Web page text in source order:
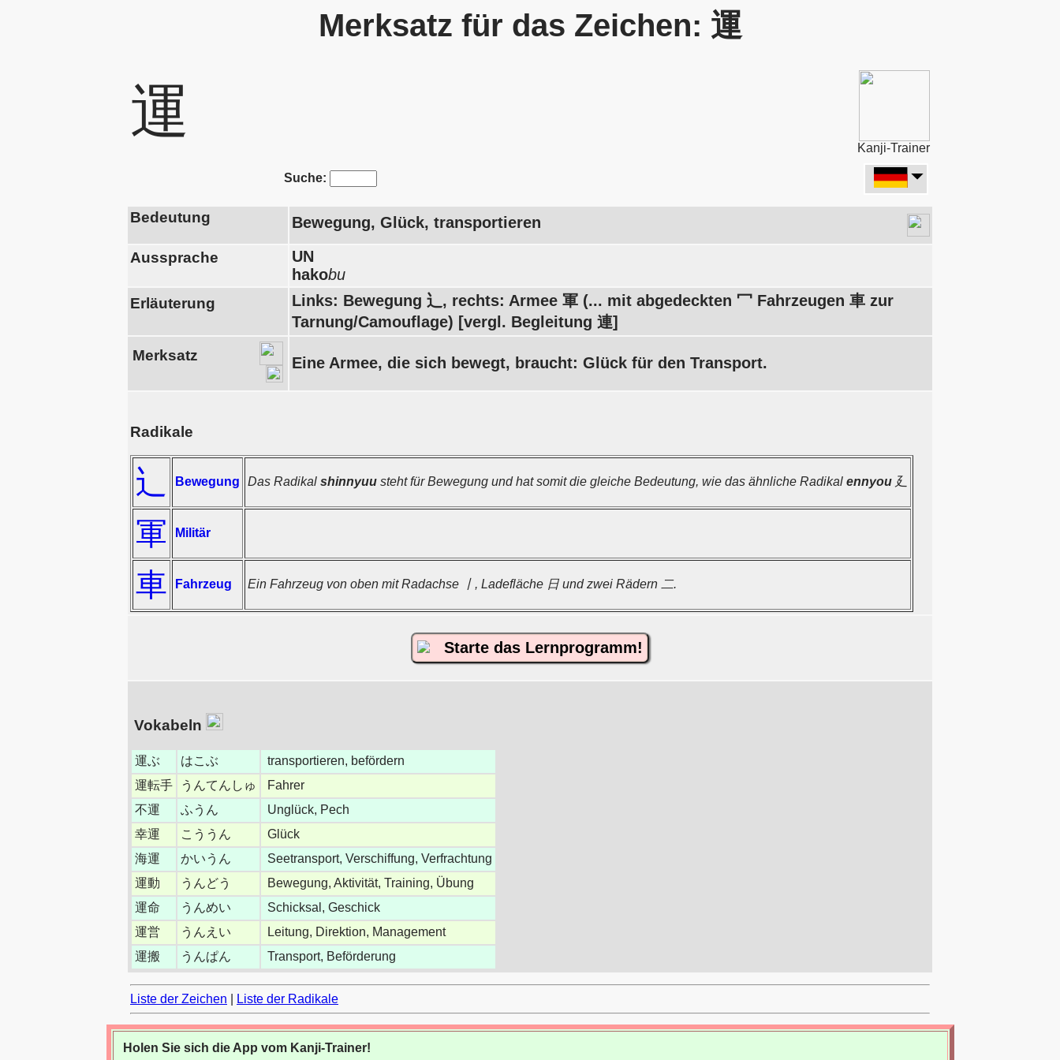
Merksatz für das Zeichen: 運
運
Kanji-Trainer
Suche:
Bedeutung Bewegung, Glück, transportieren
Aussprache
UN
hakobu
Erläuterung
Links: Bewegung 辶, rechts: Armee 軍 (... mit abgedeckten 冖 Fahrzeugen 車 zur
Tarnung/Camouflage) [vergl. Begleitung 連]
Merksatz Eine Armee, die sich bewegt, braucht: Glück für den Transport.
Radikale
辶 Bewegung Das Radikal shinnyuu steht für Bewegung und hat somit die gleiche Bedeutung, wie das ähnliche Radikal ennyou 廴
軍 Militär
車 Fahrzeug Ein Fahrzeug von oben mit Radachse 丨, Ladefläche 日 und zwei Rädern 二.
Starte das Lernprogramm!
Vokabeln
運ぶ はこぶ
transportieren, befördern
運転手
うんてんしゅ
Fahrer
不運
ふうん
Unglück, Pech
幸運
こううん
Glück
海運
かいうん
Seetransport, Verschiffung, Verfrachtung
運動
うんどう
Bewegung, Aktivität, Training, Übung
運命
うんめい
Schicksal, Geschick
運営
うんえい
Leitung, Direktion, Management
運搬
うんぱん Transport, Beförderung
Liste der Zeichen Liste der Radikale
Holen Sie sich die App vom Kanji-Trainer!